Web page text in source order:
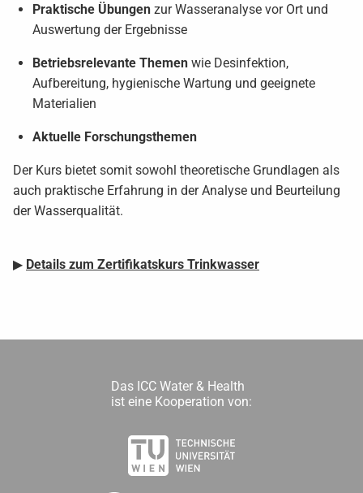
Praktische Übungen zur Wasseranalyse vor Ort und
Auswertung der Ergebnisse
Betriebsrelevante Themen wie Desinfektion,
Aufbereitung, hygienische Wartung und geeignete
Materialien
Aktuelle Forschungsthemen
Der Kurs bietet somit sowohl theoretische Grundlagen als
auch praktische Erfahrung in der Analyse und Beurteilung
der Wasserqualität.
▶ Details zum Zertifikatskurs Trinkwasser
Das ICC Water & Health
ist eine Kooperation von: